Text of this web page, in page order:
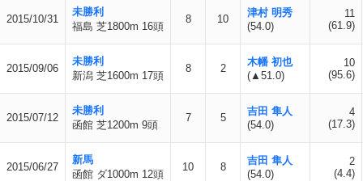
2015/10/31
未勝利
福島 芝1800m 16頭
8 10
津村 明秀
(54.0)
11
(61.9)
2015/09/06
未勝利
新潟 芝1600m 17頭
8 2
木幡 初也
(▲51.0)
10
(95.6)
2015/07/12
未勝利
函館 芝1200m 9頭
7 5
吉田 隼人
(54.0)
4
(17.3)
2015/06/27
新馬
函館 ダ1000m 12頭
10 8
吉田 隼人
(54.0)
2
(4.4)